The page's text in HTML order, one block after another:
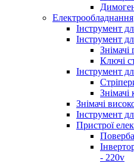
Електрообладнання
Інструмент
Інструмент
Знімачі
Ключі
Інструмент
Знімачі
Знімачі
Інструмент
Пристрої
- 220v